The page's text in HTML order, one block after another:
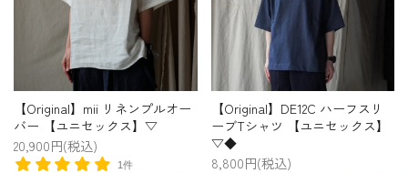
【Original】mii リネンプルオー
バー 【ユニセックス】▽
20,900円(税込)
1件
【Original】DE12C ハーフスリ
ーブTシャツ 【ユニセックス】
▽◆
8,800円(税込)